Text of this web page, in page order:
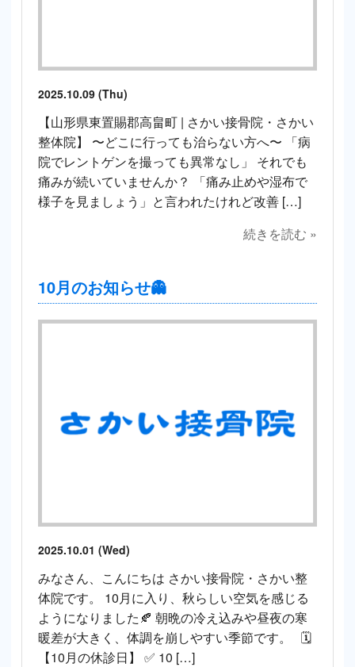
2025.10.09 (Thu)
【山形県東置賜郡高畠町 | さかい接骨院・さかい
整体院】 〜どこに行っても治らない方へ〜 「病
院でレントゲンを撮っても異常なし」 それでも
痛みが続いていませんか？ 「痛み止めや湿布で
様子を見ましょう」と言われたけれど改善 […]
続きを読む »
10月のお知らせ👻
2025.10.01 (Wed)
みなさん、こんにちは さかい接骨院・さかい整
体院です。 10月に入り、秋らしい空気を感じる
ようになりました🍂 朝晩の冷え込みや昼夜の寒
暖差が大きく、体調を崩しやすい季節です。 🗓
【10月の休診日】 ✅ 10 […]